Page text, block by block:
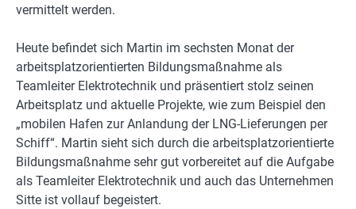
vermittelt werden.
Heute befindet sich Martin im sechsten Monat der
arbeitsplatzorientierten Bildungsmaßnahme als
Teamleiter Elektrotechnik und präsentiert stolz seinen
Arbeitsplatz und aktuelle Projekte, wie zum Beispiel den
„mobilen Hafen zur Anlandung der LNG-Lieferungen per
Schiff“. Martin sieht sich durch die arbeitsplatzorientierte
Bildungsmaßnahme sehr gut vorbereitet auf die Aufgabe
als Teamleiter Elektrotechnik und auch das Unternehmen
Sitte ist vollauf begeistert.